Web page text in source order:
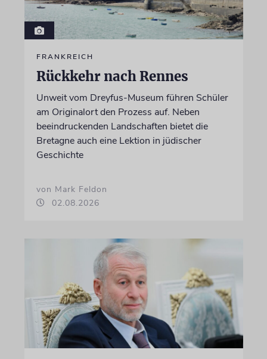
FRANKREICH
Rückkehr nach Rennes
Unweit vom Dreyfus-Museum führen Schüler
am Originalort den Prozess auf. Neben
beeindruckenden Landschaften bietet die
Bretagne auch eine Lektion in jüdischer
Geschichte
von Mark Feldon
02.08.2026